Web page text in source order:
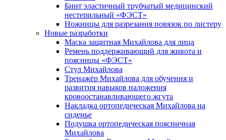
Бинт эластичный трубчатый медицинский
нестерильный «ФЭСТ»
Ножницы для разрезания повязок по листеру
Новые разработки
Маска защитная Михайлова для лица
Ремень поддерживающий для живота и
поясницы «ФЭСТ»
Стул Михайлова
Тренажёр Михайлова для обучения и
развития навыков наложения
кровоостанавливающего жгута
Накладка ортопедическая Михайлова на
сиденье
Подушка ортопедическая поясничная
Михайлова